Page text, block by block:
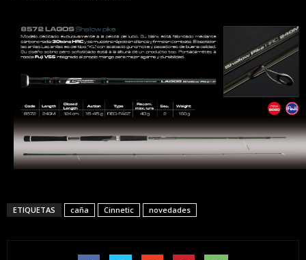
ETIQUETAS caña Cinnetic novedades